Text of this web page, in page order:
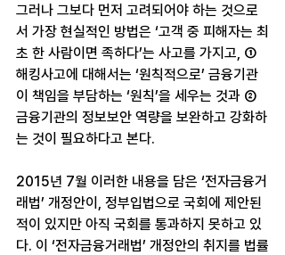
그러나 그보다 먼저 고려되어야 하는 것으로
서 가장 현실적인 방법은 ‘고객 중 피해자는 최
초 한 사람이면 족하다’는 사고를 가지고, ①
해킹사고에 대해서는 ‘원칙적으로’ 금융기관
이 책임을 부담하는 ‘원칙’을 세우는 것과 ②
금융기관의 정보보안 역량을 보완하고 강화하
는 것이 필요하다고 본다.
2015년 7월 이러한 내용을 담은 ‘전자금융거
래법’ 개정안이, 정부입법으로 국회에 제안된
적이 있지만 아직 국회를 통과하지 못하고 있
다. 이 ‘전자금융거래법’ 개정안의 취지를 법률